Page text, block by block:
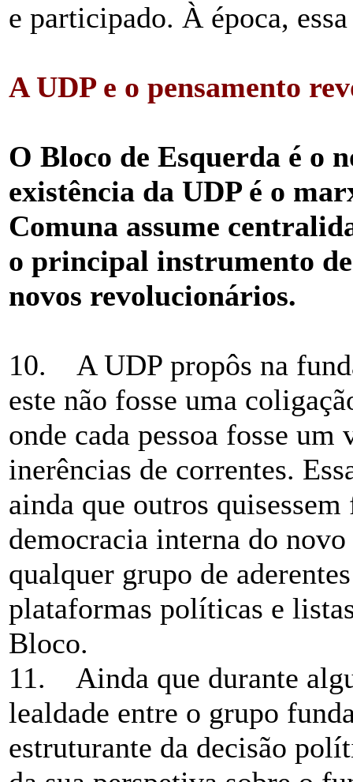
e participado. À época,
A UDP e o pensamento
O Bloco de Esquerda é o
existência da UDP é o
Comuna assume
o principal instrumento
novos revolucionários.
10. A UDP propôs na
este não fosse uma
onde cada pessoa fosse
inerências de correntes.
ainda que outros
democracia interna do
qualquer grupo de
plataformas políticas e
Bloco.
11. Ainda que durante
lealdade entre o grupo
estruturante da decisão